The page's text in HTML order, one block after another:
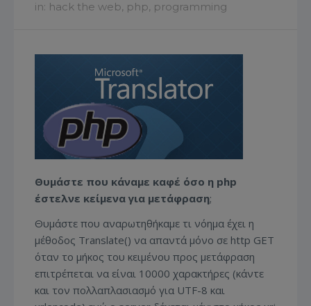
in: hack the web, php, programming
Θυμάστε που κάναμε καφέ όσο η php
έστελνε κείμενα για μετάφραση;
Θυμάστε που αναρωτηθήκαμε τι νόημα έχει η
μέθοδος Translate() να απαντά μόνο σε http GET
όταν το μήκος του κειμένου προς μετάφραση
επιτρέπεται να είναι 10000 χαρακτήρες (κάντε
και τον πολλαπλασιασμό για UTF-8 και